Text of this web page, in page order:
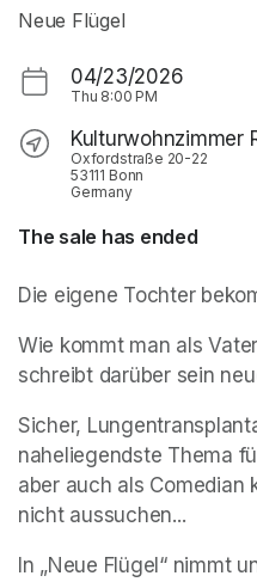
Neue Flügel
04/23/2026
Thu 8:00 PM
Kulturwohnzimmer
Oxfordstraße 20-22
53111 Bonn
Germany
The sale has ended
Die eigene Tochter
Wie kommt man als
schreibt darüber sein
Sicher,
naheliegendste Thema
aber auch als Comedian
nicht aussuchen...
In „Neue Flügel“ nimmt